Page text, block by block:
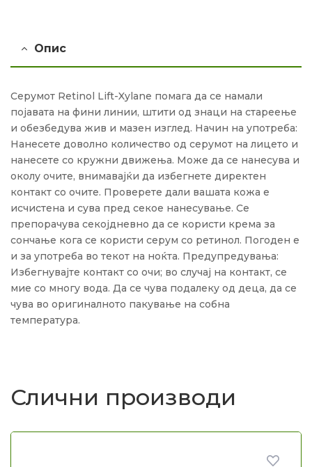
Опис
Серумот Retinol Lift-Xylane помага да се намали
појавата на фини линии, штити од знаци на стареење
и обезбедува жив и мазен изглед. Начин на употреба:
Нанесете доволно количество од серумот на лицето и
нанесете со кружни движења. Може да се нанесува и
околу очите, внимавајќи да избегнете директен
контакт со очите. Проверете дали вашата кожа е
исчистена и сува пред секое нанесување. Се
препорачува секојдневно да се користи крема за
сончање кога се користи серум со ретинол. Погоден е
и за употреба во текот на ноќта. Предупредувања:
Избегнувајте контакт со очи; во случај на контакт, се
мие со многу вода. Да се ​​чува подалеку од деца, да се
чува во оригиналното пакување на собна
температура.
Слични производи